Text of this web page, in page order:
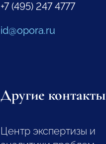
+7 (495) 247 4777
id@opora.ru
Другие контакты
Центр экспертизы и